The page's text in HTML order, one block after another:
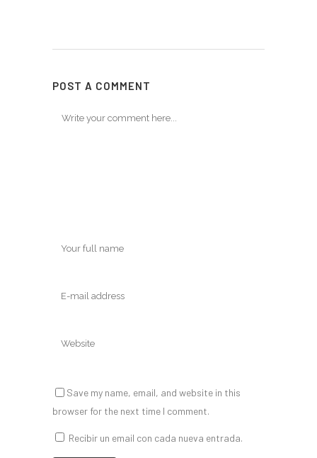
POST A COMMENT
Save my name, email, and website in this
browser for the next time I comment.
Recibir un email con cada nueva entrada.